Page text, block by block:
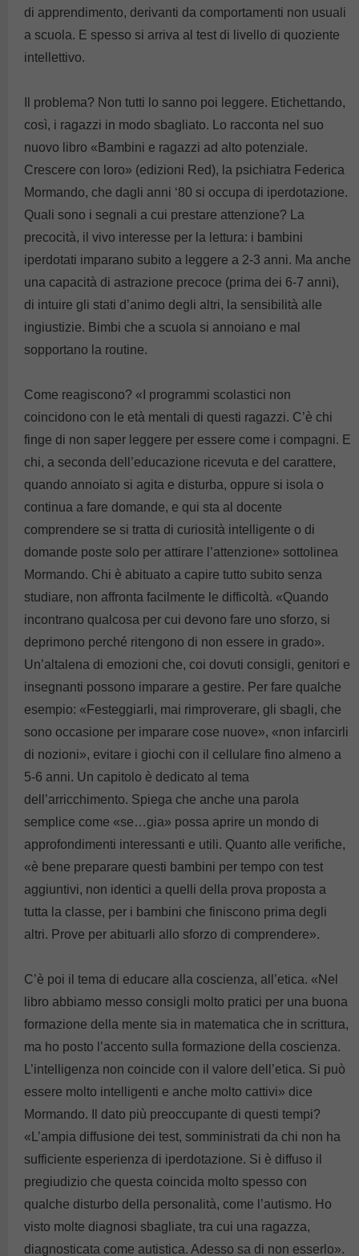
di apprendimento, derivanti da comportamenti non usuali
a scuola. E spesso si arriva al test di livello di quoziente
intellettivo.
Il problema? Non tutti lo sanno poi leggere. Etichettando,
così, i ragazzi in modo sbagliato. Lo racconta nel suo
nuovo libro «Bambini e ragazzi ad alto potenziale.
Crescere con loro» (edizioni Red), la psichiatra Federica
Mormando, che dagli anni ‘80 si occupa di iperdotazione.
Quali sono i segnali a cui prestare attenzione? La
precocità, il vivo interesse per la lettura: i bambini
iperdotati imparano subito a leggere a 2-3 anni. Ma anche
una capacità di astrazione precoce (prima dei 6-7 anni),
di intuire gli stati d’animo degli altri, la sensibilità alle
ingiustizie. Bimbi che a scuola si annoiano e mal
sopportano la routine.
Come reagiscono? «I programmi scolastici non
coincidono con le età mentali di questi ragazzi. C’è chi
finge di non saper leggere per essere come i compagni. E
chi, a seconda dell’educazione ricevuta e del carattere,
quando annoiato si agita e disturba, oppure si isola o
continua a fare domande, e qui sta al docente
comprendere se si tratta di curiosità intelligente o di
domande poste solo per attirare l’attenzione» sottolinea
Mormando. Chi è abituato a capire tutto subito senza
studiare, non affronta facilmente le difficoltà. «Quando
incontrano qualcosa per cui devono fare uno sforzo, si
deprimono perché ritengono di non essere in grado».
Un’altalena di emozioni che, coi dovuti consigli, genitori e
insegnanti possono imparare a gestire. Per fare qualche
esempio: «Festeggiarli, mai rimproverare, gli sbagli, che
sono occasione per imparare cose nuove», «non infarcirli
di nozioni», evitare i giochi con il cellulare fino almeno a
5-6 anni. Un capitolo è dedicato al tema
dell’arricchimento. Spiega che anche una parola
semplice come «se…gia» possa aprire un mondo di
approfondimenti interessanti e utili. Quanto alle verifiche,
«è bene preparare questi bambini per tempo con test
aggiuntivi, non identici a quelli della prova proposta a
tutta la classe, per i bambini che finiscono prima degli
altri. Prove per abituarli allo sforzo di comprendere».
C’è poi il tema di educare alla coscienza, all’etica. «Nel
libro abbiamo messo consigli molto pratici per una buona
formazione della mente sia in matematica che in scrittura,
ma ho posto l’accento sulla formazione della coscienza.
L’intelligenza non coincide con il valore dell’etica. Si può
essere molto intelligenti e anche molto cattivi» dice
Mormando. Il dato più preoccupante di questi tempi?
«L’ampia diffusione dei test, somministrati da chi non ha
sufficiente esperienza di iperdotazione. Si è diffuso il
pregiudizio che questa coincida molto spesso con
qualche disturbo della personalità, come l’autismo. Ho
visto molte diagnosi sbagliate, tra cui una ragazza,
diagnosticata come autistica. Adesso sa di non esserlo».